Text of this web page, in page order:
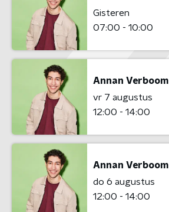
Gisteren
07:00 - 10:00
Annan Verboom
vr 7 augustus
12:00 - 14:00
Annan Verboom
do 6 augustus
12:00 - 14:00